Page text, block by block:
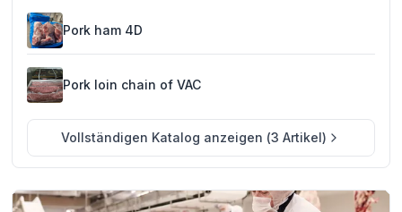
Pork ham 4D
Pork loin chain of VAC
Vollständigen Katalog anzeigen (3 Artikel)